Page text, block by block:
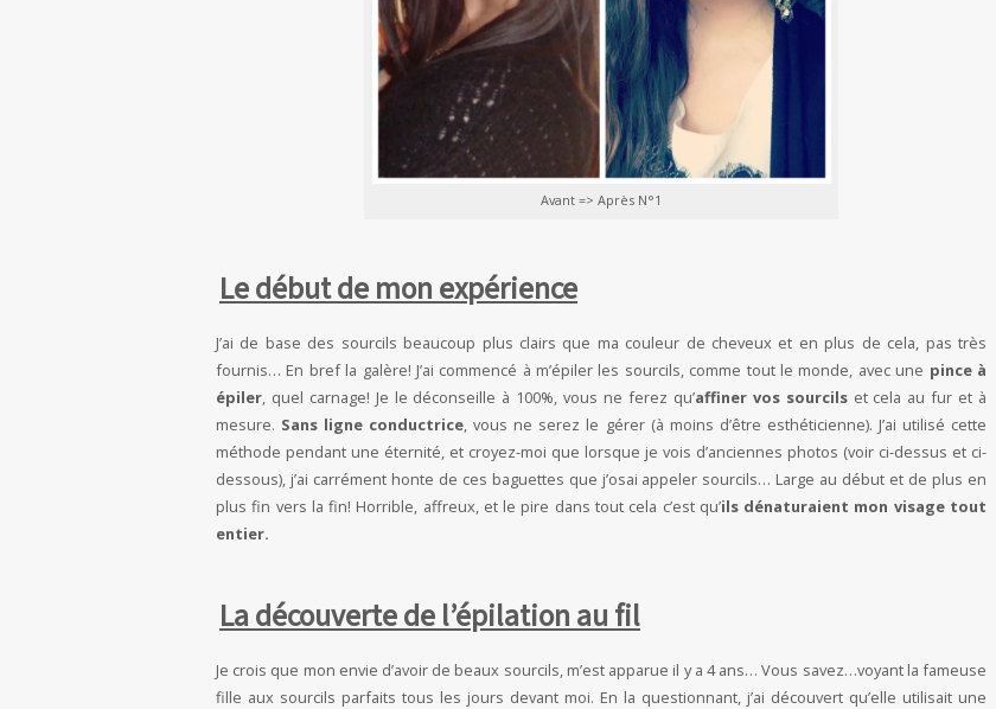
Avant => Après N°1
Le début de mon expérience
J’ai de base des sourcils beaucoup plus clairs que ma couleur de cheveux et en plus de cela, pas très
fournis… En bref la galère! J’ai commencé à m’épiler les sourcils, comme tout le monde, avec une pince à
épiler , quel carnage! Je le déconseille à 100%, vous ne ferez qu’affiner vos sourcilset cela au fur et à
mesure. Sans ligne conductrice , vous ne serez le gérer (à moins d’être esthéticienne). J’ai utilisé cette
méthode pendant une éternité, et croyez-moi que lorsque je vois d’anciennes photos (voir ci-dessus et ci-
dessous), j’ai carrément honte de ces baguettes que j’osai appeler sourcils… Large au début et de plus en
plus fin vers la fin! Horrible, affreux, et le pire dans tout cela c’est qu’ils dénaturaient mon visage tout
entier.
La découverte de l’épilation au fil
Je crois que mon envie d’avoir de beaux sourcils, m’est apparue il y a 4 ans… Vous savez…voyant la fameuse
fille aux sourcils parfaits tous les jours devant moi. En la questionnant, j’ai découvert qu’elle utilisait une